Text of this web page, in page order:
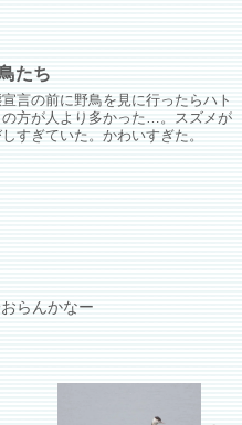
たち
言の前に野鳥を見に行ったらハト
方が人より多かった…。スズメが
すぎていた。かわいすぎた。
らんかなー